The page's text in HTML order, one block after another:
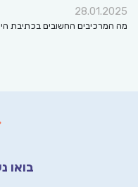
28.01.2025
מה המרכיבים החשובים בכתיבת
בואו